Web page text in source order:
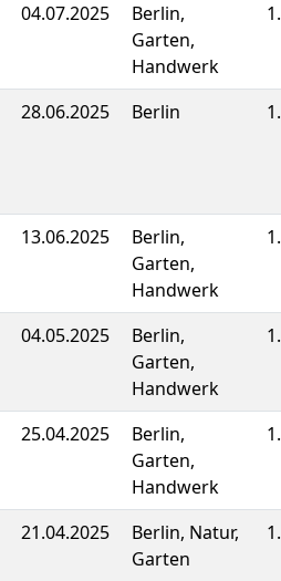
04.07.2025
Berlin,
Garten,
Handwerk
28.06.2025 Berlin
13.06.2025
Berlin,
Garten,
Handwerk
04.05.2025
Berlin,
Garten,
Handwerk
25.04.2025
Berlin,
Garten,
Handwerk
21.04.2025
Berlin, Natur,
Garten